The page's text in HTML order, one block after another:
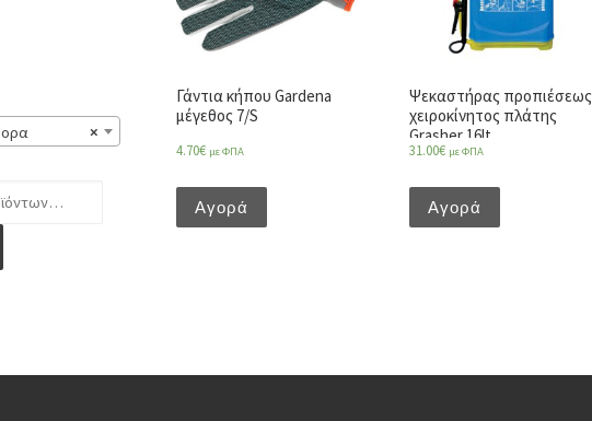
Γάντια κήπου Gardena
μέγεθος 7/S
4.70€ με ΦΠΑ
Αγορά
Ψεκαστήρας προπιέσεως
χειροκίνητος πλάτης
Grasher 16lt
31.00€ με ΦΠΑ
Αγορά
×